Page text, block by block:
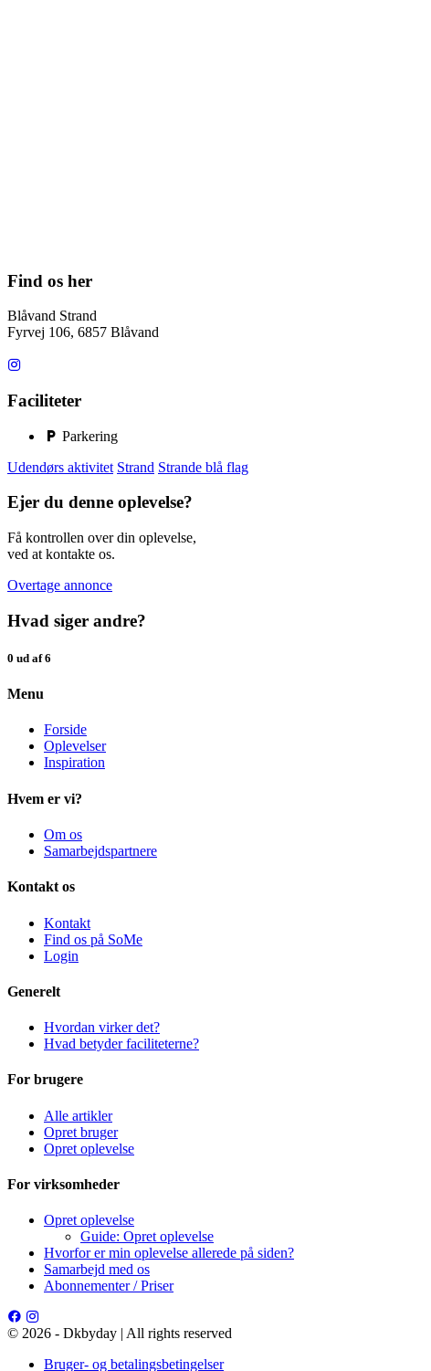
Find os her
Blåvand Strand
Fyrvej 106, 6857 Blåvand
Faciliteter
Parkering
Udendørs aktivitet Strand Strande blå flag
Ejer du denne oplevelse?
Få kontrollen over din oplevelse,
ved at kontakte os.
Overtage annonce
Hvad siger andre?
0 ud af 6
Menu
Forside
Oplevelser
Inspiration
Hvem er vi?
Om os
Samarbejdspartnere
Kontakt os
Kontakt
Find os på SoMe
Login
Generelt
Hvordan virker det?
Hvad betyder faciliteterne?
For brugere
Alle artikler
Opret bruger
Opret oplevelse
For virksomheder
Opret oplevelse
Guide: Opret oplevelse
Hvorfor er min oplevelse allerede på siden?
Samarbejd med os
Abonnementer / Priser
© 2026 - Dkbyday | All rights reserved
Bruger- og betalingsbetingelser